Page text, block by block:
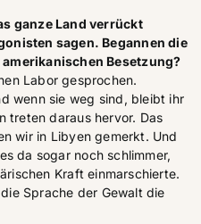
ganze Land verrückt
sagen. Begannen die
Besetzung?
Labor gesprochen.
wenn sie weg sind, bleibt ihr
treten daraus hervor. Das
wir in Libyen gemerkt. Und
da sogar noch schlimmer,
Kraft einmarschierte.
Sprache der Gewalt die